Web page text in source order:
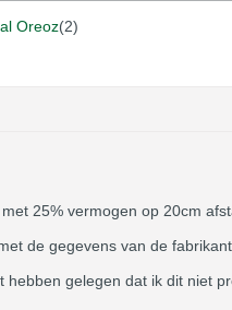
Oreoz(2)
25% vermogen op 20cm
de gegevens van de
gelegen dat ik dit niet